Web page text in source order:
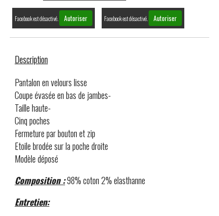
Facebook est désactivé. Autoriser Facebook est désactivé. Autoriser
Description
Pantalon en velours lisse
Coupe évasée en bas de jambes-
Taille haute-
Cinq poches
Fermeture par bouton et zip
Etoile brodée sur la poche droite
Modèle déposé
Composition :98% coton 2% elasthanne
Entretien: